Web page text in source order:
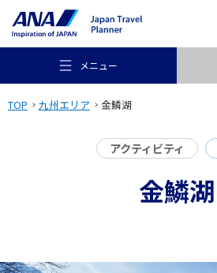
メニュー
TOP 九州エリア 金鱗湖
アクティビティ
金鱗湖